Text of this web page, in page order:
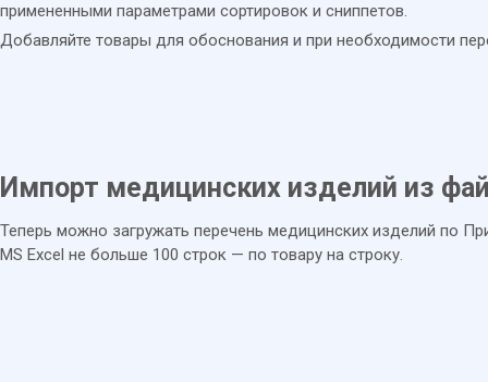
примененными параметрами сортировок и сниппетов.
Добавляйте товары для обоснования и при необходимости
Импорт медицинских изделий из
Теперь можно загружать перечень медицинских изделий по
MS Excel не больше 100 строк — по товару на строку.